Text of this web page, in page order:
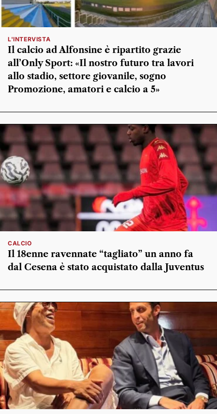
L'INTERVISTA
Il calcio ad Alfonsine è ripartito grazie
all’Only Sport: «Il nostro futuro tra lavori
allo stadio, settore giovanile, sogno
Promozione, amatori e calcio a 5»
CALCIO
Il 18enne ravennate “tagliato” un anno fa
dal Cesena è stato acquistato dalla Juventus